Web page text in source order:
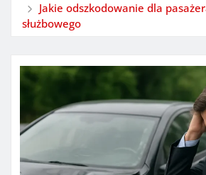
Jakie odszkodowanie dla
służbowego